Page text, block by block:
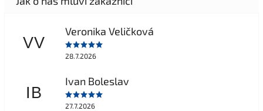
VV
Veronika Veličková
28.7.2026
IB
Ivan Boleslav
27.7.2026